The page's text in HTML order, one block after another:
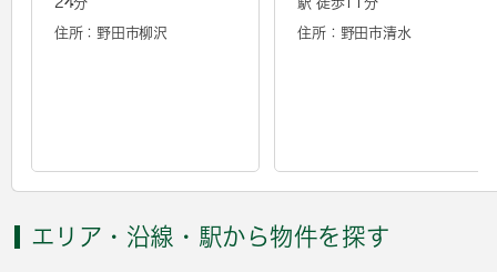
住所：野田市柳沢 住所：野田市清水
エリア・沿線・駅から物件を探す